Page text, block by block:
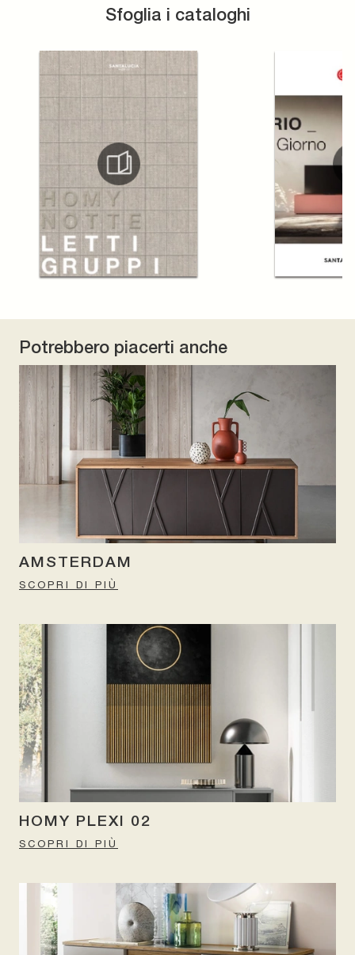
Sfoglia i cataloghi
Potrebbero piacerti anche
AMSTERDAM
SCOPRI DI PIÙ
HOMY PLEXI 02
SCOPRI DI PIÙ